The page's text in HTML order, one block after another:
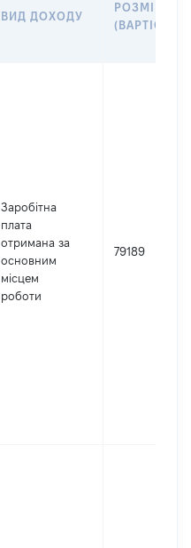
ВИД ДОХОДУ
РОЗМІР
(ВАРТІСТЬ)
Заробітна
плата
отримана за
основним
місцем
роботи
79189